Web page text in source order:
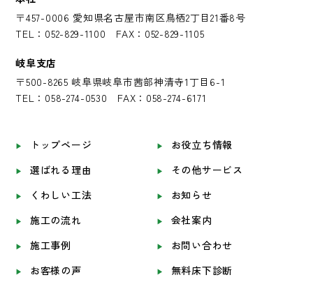
〒457-0006 愛知県名古屋市南区鳥栖2丁目21番8号
TEL：052-829-1100 FAX：052-829-1105
岐阜支店
〒500-8265 岐阜県岐阜市茜部神清寺1丁目6-1
TEL：058-274-0530 FAX：058-274-6171
トップページ
お役立ち情報
選ばれる理由
その他サービス
くわしい工法
お知らせ
施工の流れ
会社案内
施工事例
お問い合わせ
お客様の声
無料床下診断